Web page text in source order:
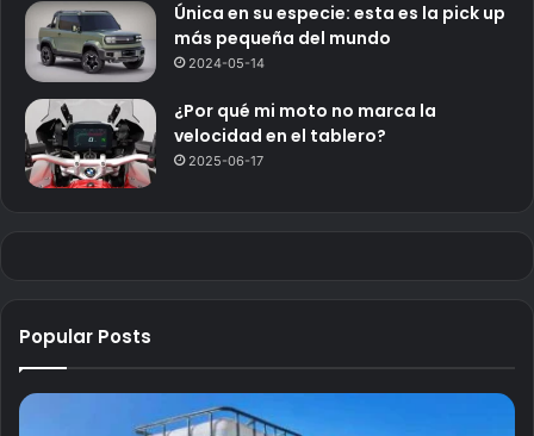
Única en su especie: esta es la pick up
más pequeña del mundo
2024-05-14
¿Por qué mi moto no marca la
velocidad en el tablero?
2025-06-17
Popular Posts